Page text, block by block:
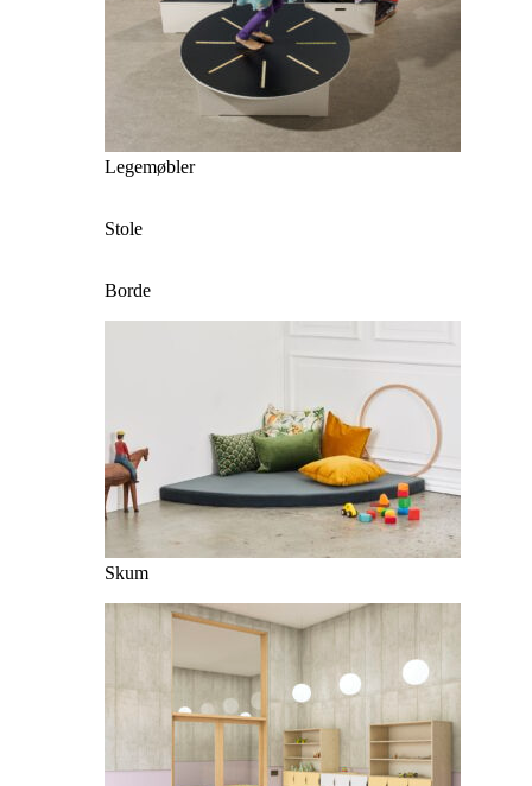
Legemøbler
Stole
Borde
Skum